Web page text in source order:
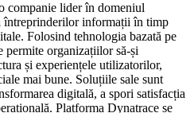
companie lider în domeniul
întreprinderilor informații în timp
Folosind tehnologia bazată pe
organizațiilor să-și
și experiențele utilizatorilor,
mai bune. Soluțiile sale sunt
digitală, a spori satisfacția
Platforma Dynatrace se